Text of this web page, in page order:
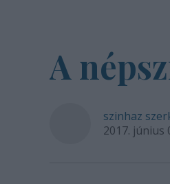
A
szinhaz
2017. június